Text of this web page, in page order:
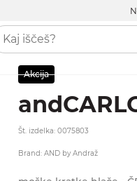
Akcija
Št. izdelka: 0075803
Brand: AND by Andraž